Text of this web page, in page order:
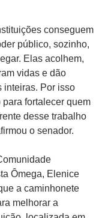
conseguem
público, sozinho,
Elas acolhem,
vidas e dão
inteiras. Por isso
fortalecer quem
desse trabalho
o senador.
Ômega, Elenice
a caminhonete
melhorar a